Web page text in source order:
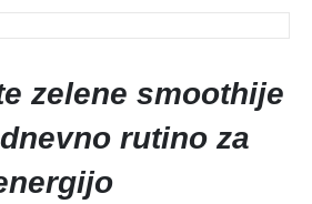
zelene smoothije
rutino za